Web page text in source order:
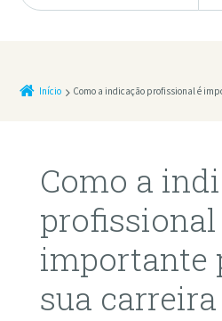
Início Como a indicação profissional é
Como a
profissional
importante
sua carreira